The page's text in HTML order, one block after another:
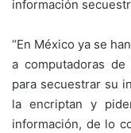
información
“En México ya se
a computadoras
para secuestrar su
la encriptan y
información, de lo